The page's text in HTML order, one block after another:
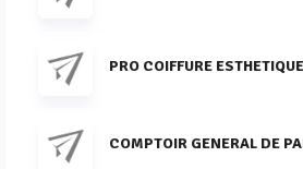
PRO COIFFURE ESTHETIQUE
COMPTOIR GENERAL DE